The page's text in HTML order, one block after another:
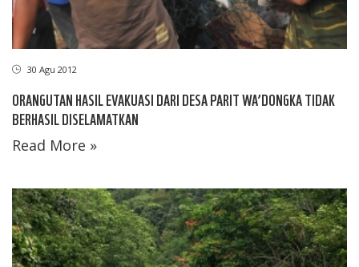
30 Agu 2012
ORANGUTAN HASIL EVAKUASI DARI DESA PARIT WA’DONGKA TIDAK
BERHASIL DISELAMATKAN
Read More »